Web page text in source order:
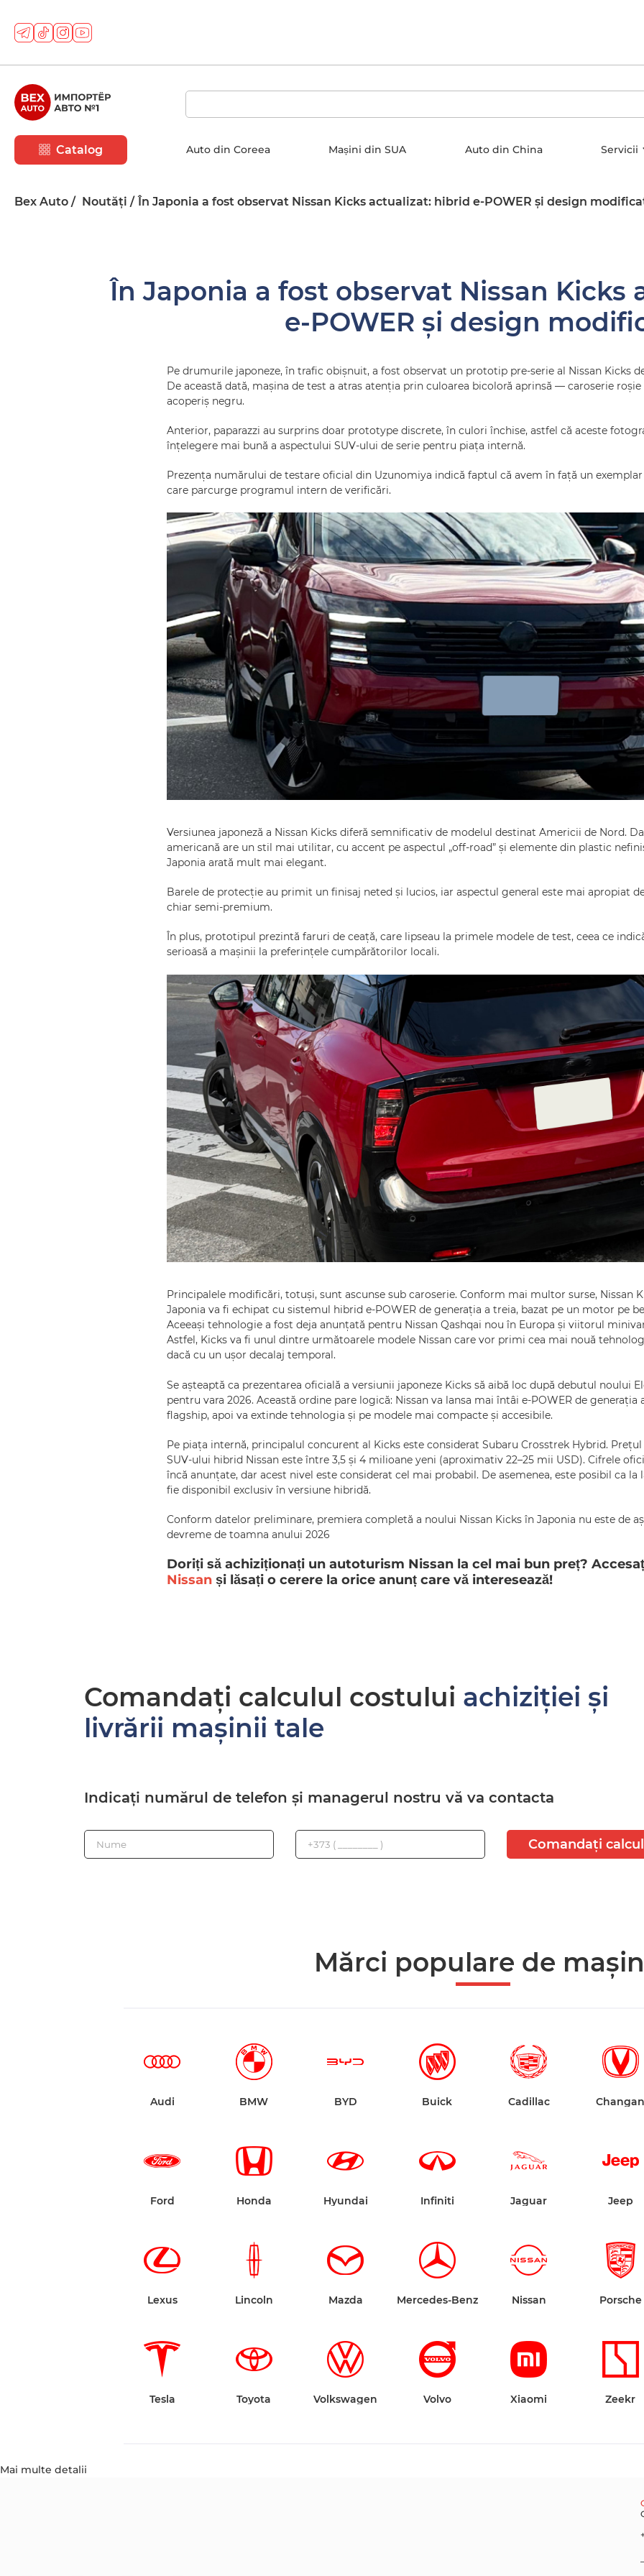
Catalog Auto din Coreea Mașini din SUA Auto din China Servicii
Bex Auto Noutăți În Japonia a fost observat Nissan Kicks actualizat: hibrid e-POWER și design
În Japonia a fost observat Nissan Kicks
e-POWER și design
Pe drumurile japoneze, în trafic obișnuit, a fost observat un prototip pre‑serie al Nissan Kicks
De această dată, mașina de test a atras atenția prin culoarea bicoloră aprinsă — caroserie
acoperiș negru.
Anterior, paparazzi au surprins doar prototype discrete, în culori închise, astfel că aceste
înțelegere mai bună a aspectului SUV‑ului de serie pentru piața internă.
Prezența numărului de testare oficial din Uzunomiya indică faptul că avem în față un
care parcurge programul intern de verificări.
Versiunea japoneză a Nissan Kicks diferă semnificativ de modelul destinat Americii de Nord.
americană are un stil mai utilitar, cu accent pe aspectul „off-road” și elemente din plastic
Japonia arată mult mai elegant.
Barele de protecție au primit un finisaj neted și lucios, iar aspectul general este mai apropiat
chiar semi-premium.
În plus, prototipul prezintă faruri de ceață, care lipseau la primele modele de test, ceea ce
serioasă a mașinii la preferințele cumpărătorilor locali.
Principalele modificări, totuși, sunt ascunse sub caroserie. Conform mai multor surse, Nissan
Japonia va fi echipat cu sistemul hibrid e‑POWER de generația a treia, bazat pe un motor pe
Aceeași tehnologie a fost deja anunțată pentru Nissan Qashqai nou în Europa și viitorul
Astfel, Kicks va fi unul dintre următoarele modele Nissan care vor primi cea mai nouă
dacă cu un ușor decalaj temporal.
Se așteaptă ca prezentarea oficială a versiunii japoneze Kicks să aibă loc după debutul noului
pentru vara 2026. Această ordine pare logică: Nissan va lansa mai întâi e‑POWER de
flagship, apoi va extinde tehnologia și pe modele mai compacte și accesibile.
Pe piața internă, principalul concurent al Kicks este considerat Subaru Crosstrek Hybrid.
SUV‑ului hibrid Nissan este între 3,5 și 4 milioane yeni (aproximativ 22–25 mii USD). Cifrele
încă anunțate, dar acest nivel este considerat cel mai probabil. De asemenea, este posibil ca la
fie disponibil exclusiv în versiune hibridă.
Conform datelor preliminare, premiera completă a noului Nissan Kicks în Japonia nu este de
devreme de toamna anului 2026
Doriți să achiziționați un autoturism Nissan la cel mai bun preț?
Nissan și lăsați o cerere la orice anunț care vă interesează!
Comandați calculul costului achiziției și
livrării mașinii tale
Indicați numărul de telefon și managerul nostru vă va contacta
Comandați
Mărci populare de
Audi BMW BYD Buick Cadillac
Ford Honda Hyundai Infiniti Jaguar Jeep
Lexus Lincoln Mazda Mercedes-Benz Nissan Porsche
Tesla Toyota Volkswagen Volvo Xiaomi Zeekr
Mai multe detalii